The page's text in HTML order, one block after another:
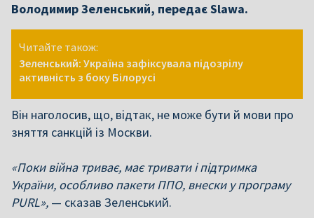
Володимир Зеленський, передає Slawa.
Читайте також:
Зеленський: Україна зафіксувала підозрілу
активність з боку Білорусі
Він наголосив, що, відтак, не може бути й мови про
зняття санкцій із Москви.
«Поки війна триває, має тривати і підтримка
України, особливо пакети ППО, внески у програму
PURL», — сказав Зеленський.